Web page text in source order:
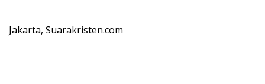
Jakarta, Suarakristen.com